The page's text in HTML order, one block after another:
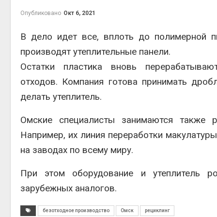
Опубликовано Окт 6, 2021
В дело идет все, вплоть до полимерной
производят утеплительные панели.
Остатки пластика вновь
отходов. Компания готова принимать
делать утеплитель.
Омские специалисты занимаются также
Например, их линия переработки
на заводах по всему миру.
При этом оборудование и утеплитель
зарубежных аналогов.
безотходное производство Омск рециклинг
Авг 7,
Авг 6,
Авг 6,